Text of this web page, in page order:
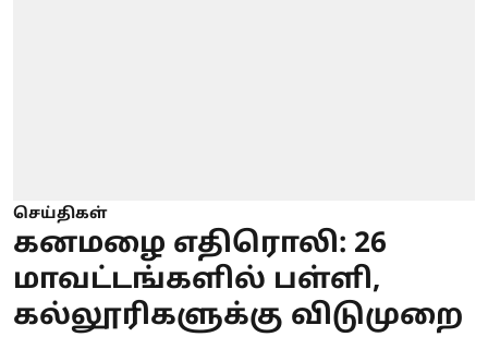
செய்திகள்
கனமழை எதிரொலி: 26
மாவட்டங்களில் பள்ளி,
கல்லூரிகளுக்கு விடுமுறை